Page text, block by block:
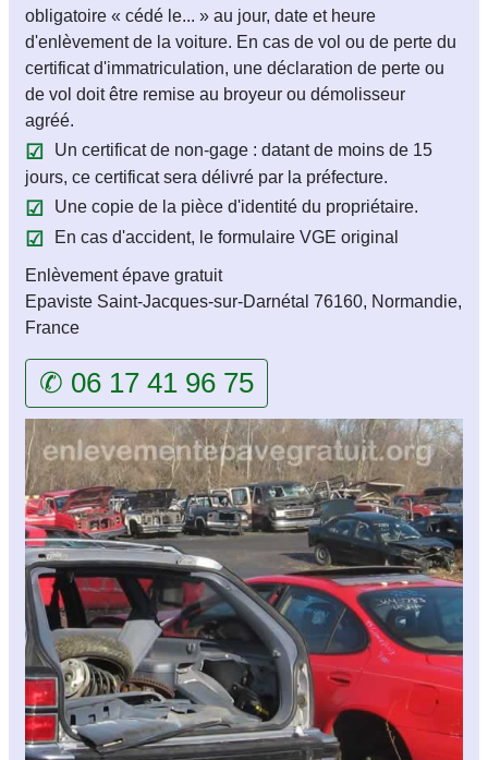
obligatoire « cédé le... » au jour, date et heure
d'enlèvement de la voiture. En cas de vol ou de perte du
certificat d'immatriculation, une déclaration de perte ou
de vol doit être remise au broyeur ou démolisseur
agréé.
Un certificat de non-gage : datant de moins de 15
jours, ce certificat sera délivré par la préfecture.
Une copie de la pièce d'identité du propriétaire.
En cas d'accident, le formulaire VGE original
Enlèvement épave gratuit
Epaviste Saint-Jacques-sur-Darnétal 76160, Normandie,
France
✆ 06 17 41 96 75